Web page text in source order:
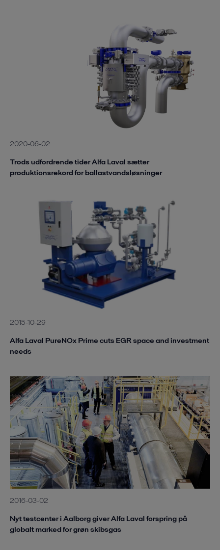
2020-06-02
Trods udfordrende tider Alfa Laval sætter
produktionsrekord for ballastvandsløsninger
2015-10-29
Alfa Laval PureNOx Prime cuts EGR space and investment
needs
2016-03-02
Nyt testcenter i Aalborg giver Alfa Laval forspring på
globalt marked for grøn skibsgas